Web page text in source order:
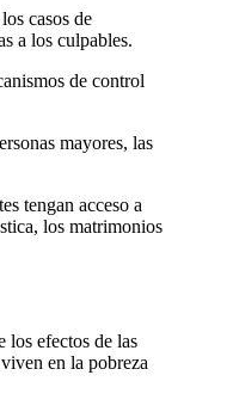
casos de
a los culpables.
de control
mayores, las
tengan acceso a
los matrimonios
los efectos de las
en la pobreza